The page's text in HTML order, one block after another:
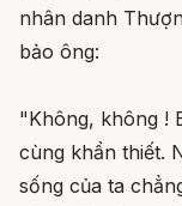
nhân danh
bảo ông:
"Không, không !
cùng khẩn thiết.
sống của ta